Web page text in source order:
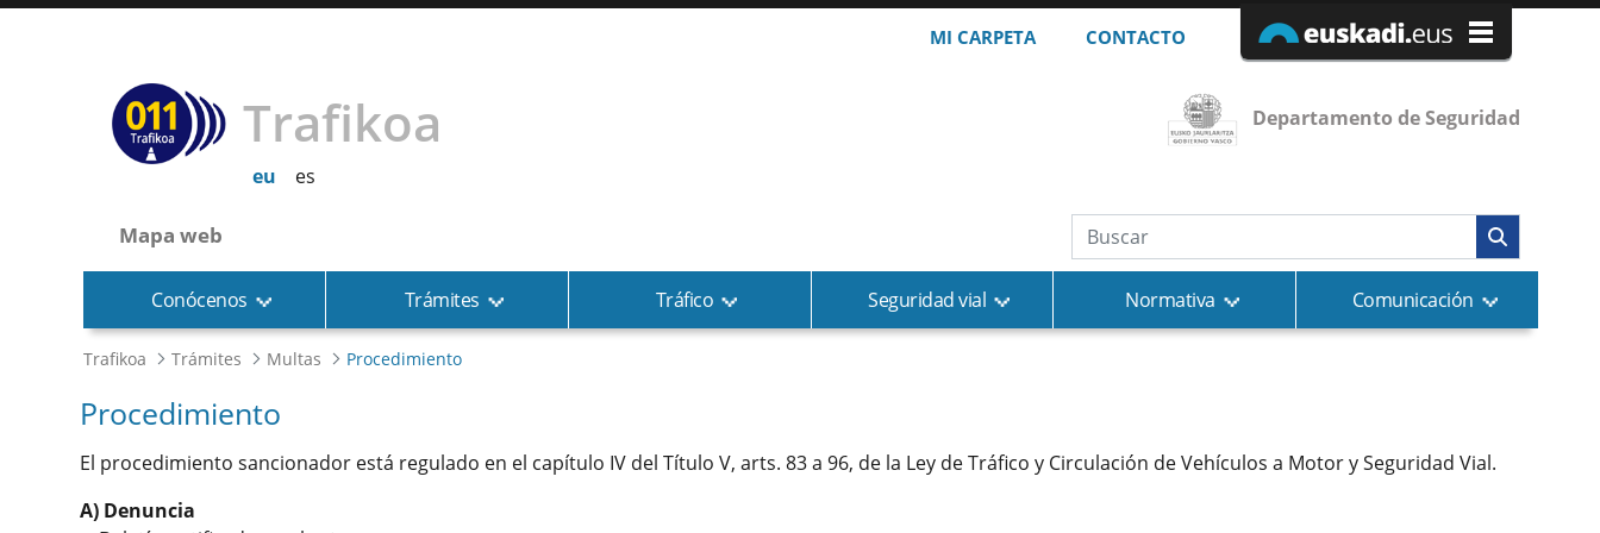
MI CARPETA CONTACTO
Trafikoa
eu es
Departamento de Seguridad
Mapa web Búsqueda web
Conócenos Trámites Tráfico Seguridad vial Normativa Comunicación
Trafikoa Trámites Multas Procedimiento
Procedimiento
El procedimiento sancionador está regulado en el capítulo IV del Título V, arts. 83 a 96, de la Ley de Tráfico y Circulación de Vehículos a Motor y Seguridad Vial.
A) Denuncia